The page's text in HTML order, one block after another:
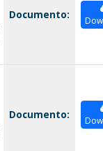
Documento:
Documento: